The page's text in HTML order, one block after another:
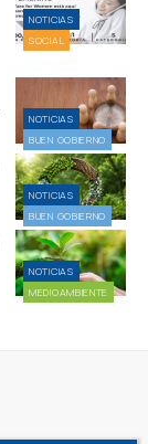
NOTICIAS
SOCIAL
NOTICIAS
BUEN GOBIERNO
NOTICIAS
BUEN GOBIERNO
NOTICIAS
MEDIOAMBIENTE